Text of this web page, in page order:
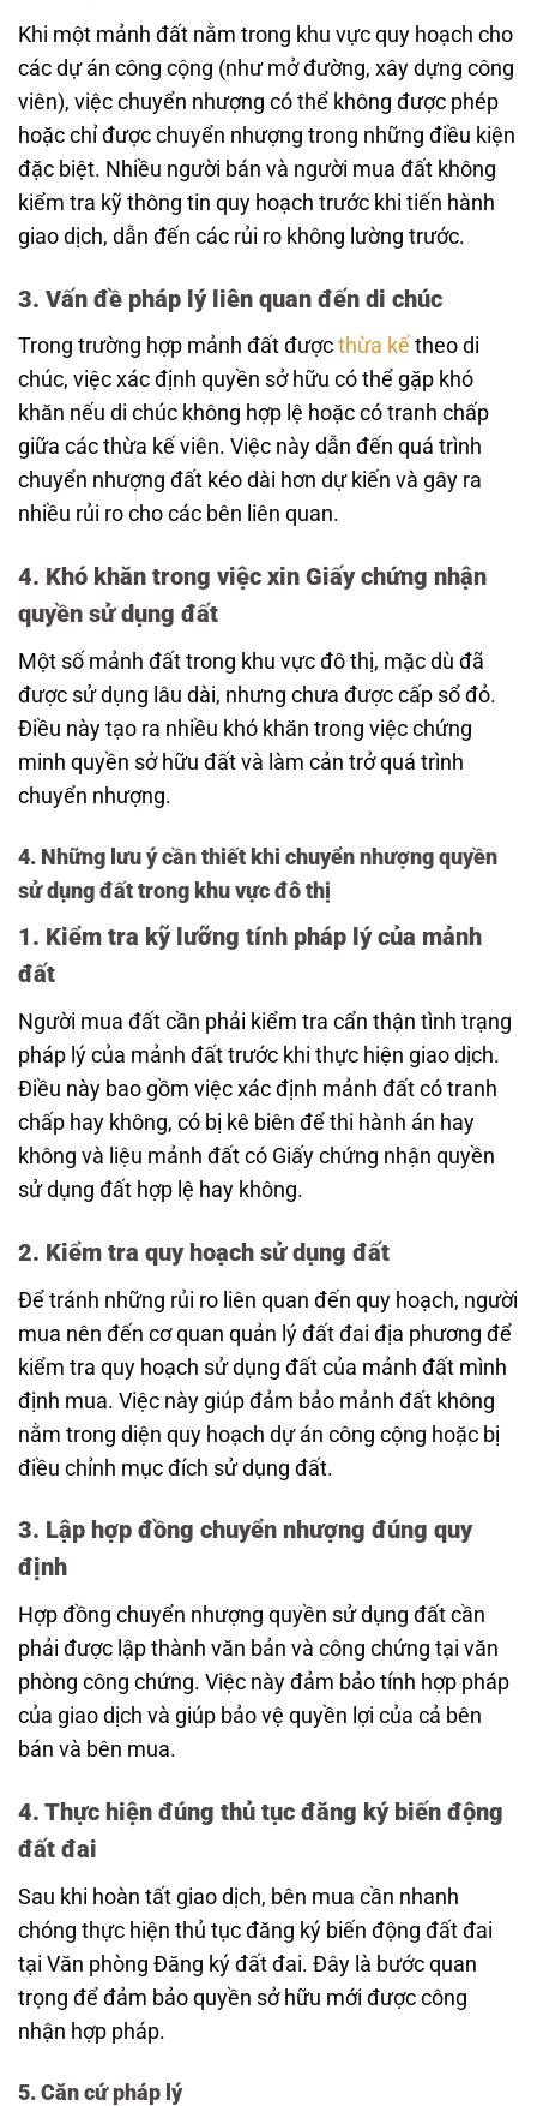
Khi một mảnh đất nằm trong khu vực quy hoạch cho
các dự án công cộng (như mở đường, xây dựng công
viên), việc chuyển nhượng có thể không được phép
hoặc chỉ được chuyển nhượng trong những điều kiện
đặc biệt. Nhiều người bán và người mua đất không
kiểm tra kỹ thông tin quy hoạch trước khi tiến hành
giao dịch, dẫn đến các rủi ro không lường trước.
3. Vấn đề pháp lý liên quan đến di chúc
Trong trường hợp mảnh đất được thừa kế theo di
chúc, việc xác định quyền sở hữu có thể gặp khó
khăn nếu di chúc không hợp lệ hoặc có tranh chấp
giữa các thừa kế viên. Việc này dẫn đến quá trình
chuyển nhượng đất kéo dài hơn dự kiến và gây ra
nhiều rủi ro cho các bên liên quan.
4. Khó khăn trong việc xin Giấy chứng nhận
quyền sử dụng đất
Một số mảnh đất trong khu vực đô thị, mặc dù đã
được sử dụng lâu dài, nhưng chưa được cấp sổ đỏ.
Điều này tạo ra nhiều khó khăn trong việc chứng
minh quyền sở hữu đất và làm cản trở quá trình
chuyển nhượng.
4. Những lưu ý cần thiết khi chuyển nhượng quyền
sử dụng đất trong khu vực đô thị
1. Kiểm tra kỹ lưỡng tính pháp lý của mảnh
đất
Người mua đất cần phải kiểm tra cẩn thận tình trạng
pháp lý của mảnh đất trước khi thực hiện giao dịch.
Điều này bao gồm việc xác định mảnh đất có tranh
chấp hay không, có bị kê biên để thi hành án hay
không và liệu mảnh đất có Giấy chứng nhận quyền
sử dụng đất hợp lệ hay không.
2. Kiểm tra quy hoạch sử dụng đất
Để tránh những rủi ro liên quan đến quy hoạch, người
mua nên đến cơ quan quản lý đất đai địa phương để
kiểm tra quy hoạch sử dụng đất của mảnh đất mình
định mua. Việc này giúp đảm bảo mảnh đất không
nằm trong diện quy hoạch dự án công cộng hoặc bị
điều chỉnh mục đích sử dụng đất.
3. Lập hợp đồng chuyển nhượng đúng quy
định
Hợp đồng chuyển nhượng quyền sử dụng đất cần
phải được lập thành văn bản và công chứng tại văn
phòng công chứng. Việc này đảm bảo tính hợp pháp
của giao dịch và giúp bảo vệ quyền lợi của cả bên
bán và bên mua.
4. Thực hiện đúng thủ tục đăng ký biến động
đất đai
Sau khi hoàn tất giao dịch, bên mua cần nhanh
chóng thực hiện thủ tục đăng ký biến động đất đai
tại Văn phòng Đăng ký đất đai. Đây là bước quan
trọng để đảm bảo quyền sở hữu mới được công
nhận hợp pháp.
5. Căn cứ pháp lý